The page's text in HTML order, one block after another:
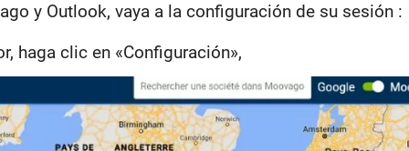
y Outlook, vaya a la configuración de su sesión :
haga clic en «Configuración»,